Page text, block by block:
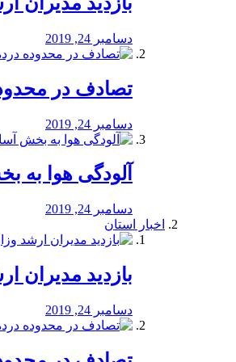
دسامبر 24, 2019
تصادف در
دسامبر 24, 2019
آلودگی هوا
دسامبر 24, 2019
اخبار استان
بازدید مدیران
دسامبر 24, 2019